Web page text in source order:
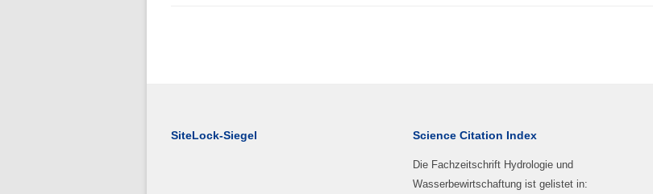
SiteLock-Siegel Science Citation Index
Die Fachzeitschrift Hydrologie und
Wasserbewirtschaftung ist gelistet in: